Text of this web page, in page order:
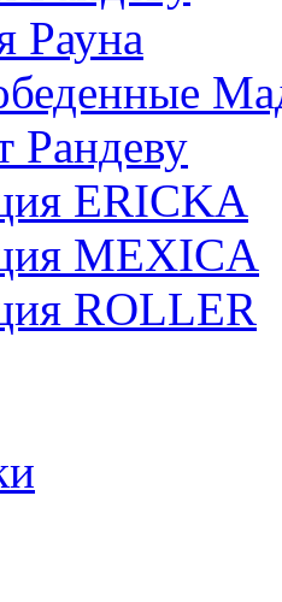
Рауна
Рандеву
ERICKA
MEXICA
ROLLER